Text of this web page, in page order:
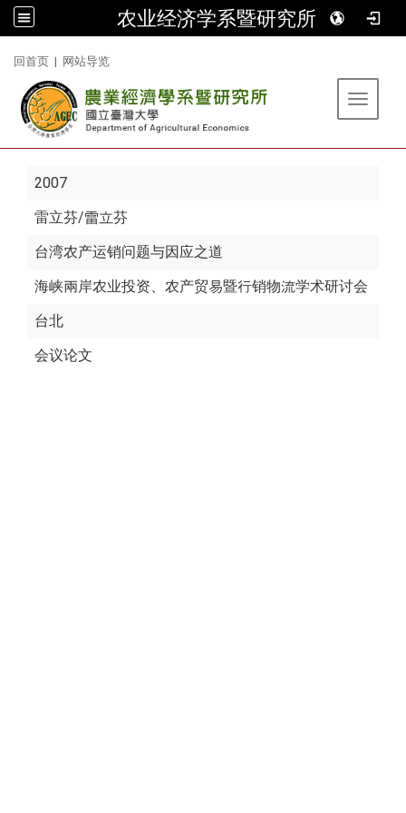
农业经济学系暨研究所
回首页 | 网站导览
Toggle
2007
雷立芬/雷立芬
台湾农产运销问题与因应之道
海峡兩岸农业投资、农产贸易暨行销物流学术研讨会
台北
会议论文